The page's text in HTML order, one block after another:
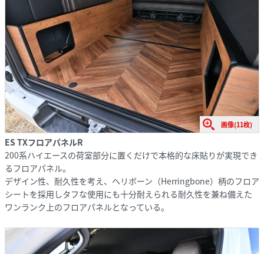
画像(11枚)
ES TXフロアパネルR
200系ハイエースの荷室部分に置くだけで本格的な床貼りが実現でき
るフロアパネル。
デザイン性、耐久性を考え、ヘリボーン（Herringbone）柄のフロア
シートを採用しタフな使用にも十分耐えられる耐久性を兼ね備えた
ワンランク上のフロアパネルとなっている。